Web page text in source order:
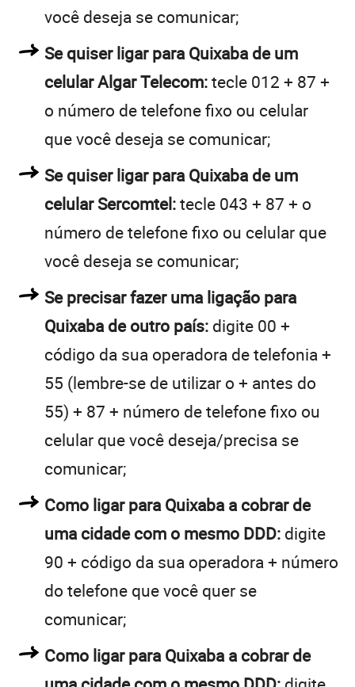
você deseja se comunicar;
Se quiser ligar para Quixaba de um
celular Algar Telecom:tecle 012 + 87 +
o número de telefone fixo ou celular
que você deseja se comunicar;
Se quiser ligar para Quixaba de um
celular Sercomtel:tecle 043 + 87 + o
número de telefone fixo ou celular que
você deseja se comunicar;
Se precisar fazer uma ligação para
Quixaba de outro país: digite 00 +
código da sua operadora de telefonia +
55 (lembre-se de utilizar o + antes do
55) + 87 + número de telefone fixo ou
celular que você deseja/precisa se
comunicar;
Como ligar para Quixaba a cobrar de
uma cidade com o mesmo DDD: digite
90 + código da sua operadora + número
do telefone que você quer se
comunicar;
Como ligar para Quixaba a cobrar de